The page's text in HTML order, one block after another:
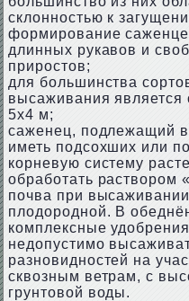
склонностью к
формирование
длинных рукавов и
приростов;
для большинства
высаживания является
5х4 м;
саженец, подлежащий
иметь подсохших или
корневую систему
обработать раствором
почва при
плодородной. В
комплексные
недопустимо
разновидностей на
сквозным ветрам, с
грунтовой воды.